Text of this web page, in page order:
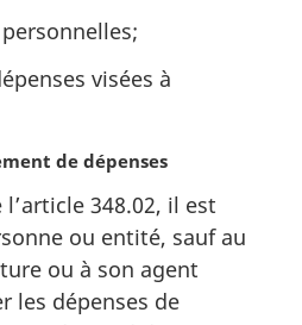
visées à
de dépenses
l’article 348.02, il est
ou entité, sauf au
ou à son agent
les dépenses de